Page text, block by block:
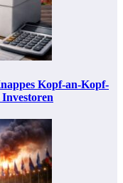
Kopf-an-Kopf-